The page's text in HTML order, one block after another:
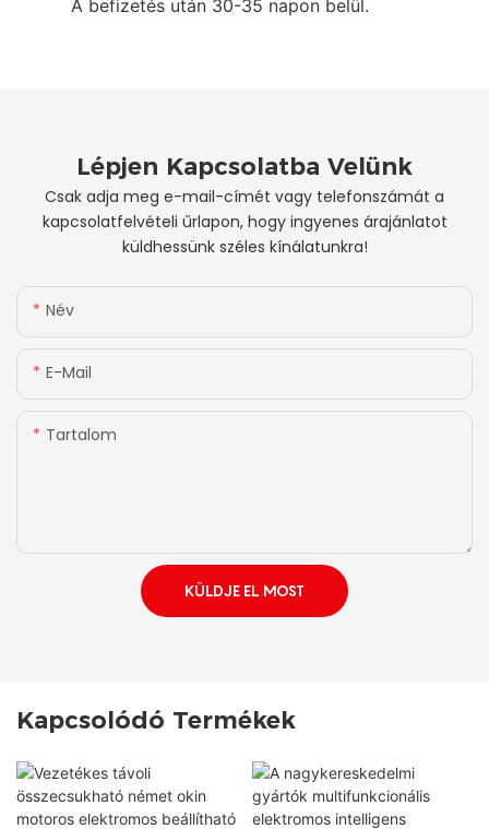
A befizetés után 30-35 napon belül.
Lépjen Kapcsolatba Velünk
Csak adja meg e-mail-címét vagy telefonszámát a
kapcsolatfelvételi űrlapon, hogy ingyenes árajánlatot
küldhessünk széles kínálatunkra!
Név
E-Mail
Tartalom
KÜLDJE EL MOST
Kapcsolódó Termékek